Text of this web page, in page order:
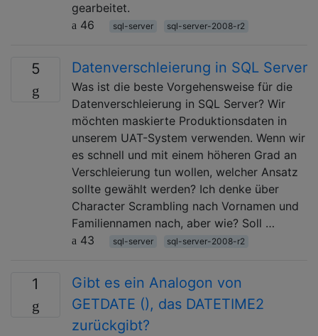
gearbeitet.
46
sql-server sql-server-2008-r2
5 Datenverschleierung in SQL Server
Was ist die beste Vorgehensweise für die
Datenverschleierung in SQL Server? Wir
möchten maskierte Produktionsdaten in
unserem UAT-System verwenden. Wenn wir
es schnell und mit einem höheren Grad an
Verschleierung tun wollen, welcher Ansatz
sollte gewählt werden? Ich denke über
Character Scrambling nach Vornamen und
Familiennamen nach, aber wie? Soll …
43
sql-server sql-server-2008-r2
1
Gibt es ein Analogon von
GETDATE (), das DATETIME2
zurückgibt?